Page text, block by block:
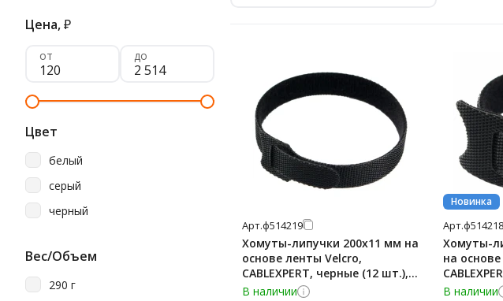
Цена,₽
от до
Цвет
белый
серый
черный
Вес/Объем
290 г
Арт.ф514219
Хомуты-липучки 200x11 мм на
основе ленты Velcro,
CABLEXPERT, черные (12 шт.),
VT-200x11BK
В наличии
Новинка
Арт.ф514218
Хомуты-
на
VT-
В наличии